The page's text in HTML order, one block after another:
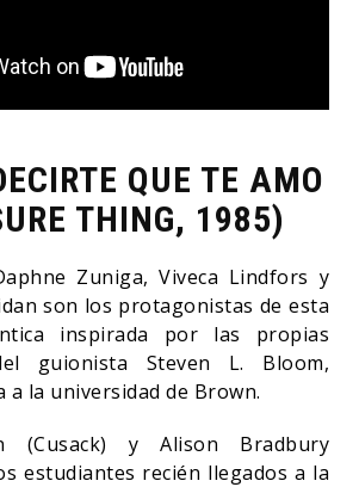
QUE TE AMO
THING, 1985)
Zuniga, Viveca Lindfors y
son los protagonistas de esta
inspirada por las propias
guionista Steven L. Bloom,
a la universidad de Brown.
(Cusack) y Alison Bradbury
estudiantes recién llegados a la